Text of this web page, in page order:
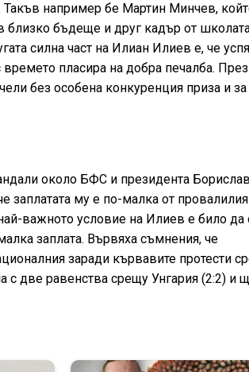
Такъв например бе Мартин Минчев,
близко бъдеще и друг кадър от
силна част на Илиан Илиев е, че
пласира на добра печалба. През
без особена конкуренция приза и за
около БФС и президента Борислав
заплатата му е по-малка от
важното условие на Илиев е било да
заплата. Вървяха съмнения, че
заради кървавите протести
с две равенства срещу Унгария (2:2) и